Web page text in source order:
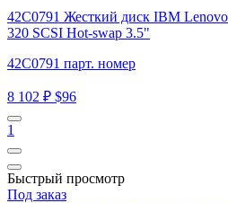
42C0791 Жесткий диск IBM
320 SCSI Hot-swap 3.5"
42C0791 парт. номер
8 102 ₽ $96
1
Быстрый просмотр
Под заказ